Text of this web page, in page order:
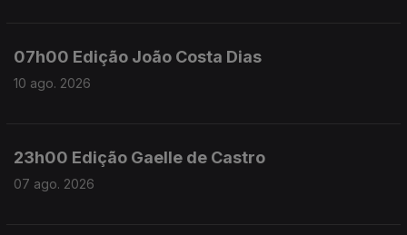
07h00 Edição João Costa Dias
10 ago. 2026
23h00 Edição Gaelle de Castro
07 ago. 2026